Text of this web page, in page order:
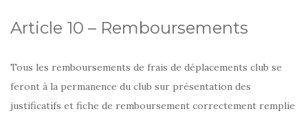
Article 10 – Remboursements
Tous les remboursements de frais de déplacements club se
feront à la permanence du club sur présentation des
justificatifs et fiche de remboursement correctement remplie